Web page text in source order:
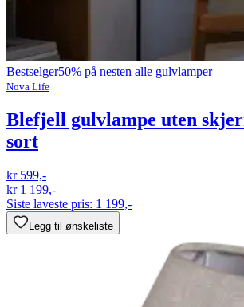
Bestselger50% på nesten alle gulvlamper
Nova Life
Blefjell gulvlampe uten
sort
kr 599,-
kr 1 199,-
Siste laveste pris: 1 199,-
Legg til ønskeliste